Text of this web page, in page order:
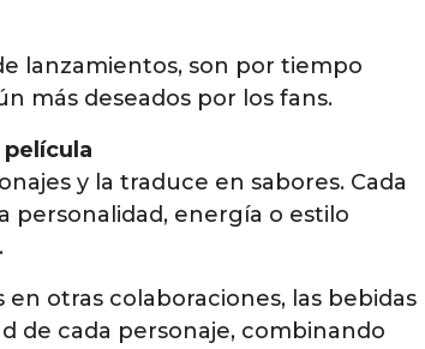
lanzamientos, son por tiempo
más deseados por los fans.
y la traduce en sabores. Cada
personalidad, energía o estilo
en otras colaboraciones, las bebidas
de cada personaje, combinando